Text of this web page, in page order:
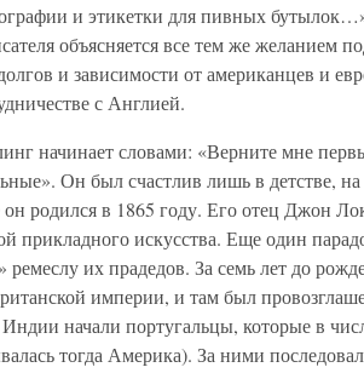
и этикетки для пивных
объясняется все тем же желанием
и зависимости от американцев и
с Англией.
начинает словами: «Верните мне
Он был счастлив лишь в детстве,
он родился в 1865 году. Его отец Джон
прикладного искусства. Еще один
ремеслу их прадедов. За семь лет до
империи, и там был
начали португальцы, которые в
тогда Америка). За ними